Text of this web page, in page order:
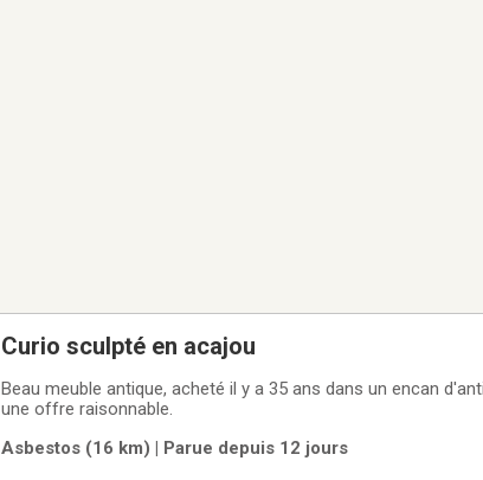
Curio sculpté en acajou
Beau meuble antique, acheté il y a 35 ans dans un encan d'antiquités,
une offre raisonnable.
Asbestos (16 km) | Parue depuis 12 jours